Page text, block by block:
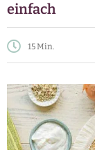
einfach
15 Min.